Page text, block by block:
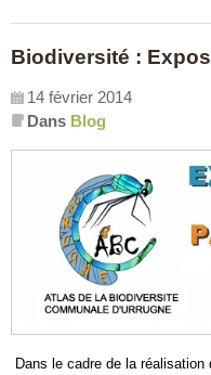
Biodiversité :
14 février 2014
Dans Blog
Dans le cadre de la